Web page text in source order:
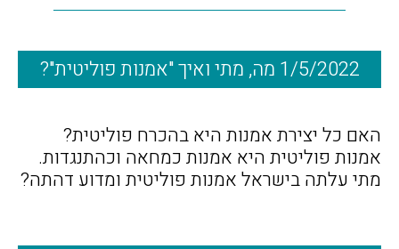
1/5/2022 מה, מתי ואיך "אמנות פוליטית"?
האם כל יצירת אמנות היא בהכרח פוליטית?
אמנות פוליטית היא אמנות כמחאה וכהתנגדות.
מתי עלתה בישראל אמנות פוליטית ומדוע דהתה?